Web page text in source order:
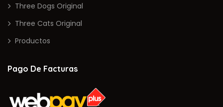
Three Dogs Original
Three Cats Original
Productos
Pago De Facturas